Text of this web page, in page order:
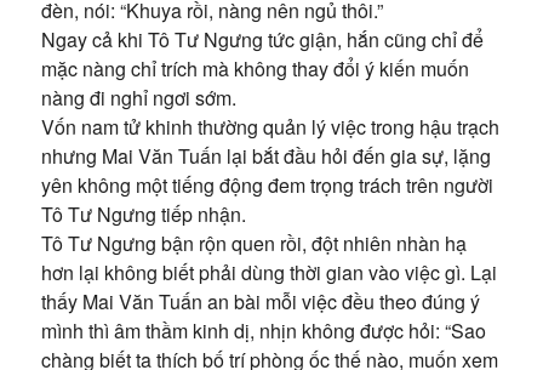
đèn, nói: “Khuya rồi, nàng nên ngủ thôi.”
Ngay cả khi Tô Tư Ngưng tức giận, hắn cũng chỉ để
mặc nàng chỉ trích mà không thay đổi ý kiến muốn
nàng đi nghỉ ngơi sớm.
Vốn nam tử khinh thường quản lý việc trong hậu trạch
nhưng Mai Văn Tuấn lại bắt đầu hỏi đến gia sự, lặng
yên không một tiếng động đem trọng trách trên người
Tô Tư Ngưng tiếp nhận.
Tô Tư Ngưng bận rộn quen rồi, đột nhiên nhàn hạ
hơn lại không biết phải dùng thời gian vào việc gì. Lại
thấy Mai Văn Tuấn an bài mỗi việc đều theo đúng ý
mình thì âm thầm kinh dị, nhịn không được hỏi: “Sao
chàng biết ta thích bố trí phòng ốc thế nào, muốn xem